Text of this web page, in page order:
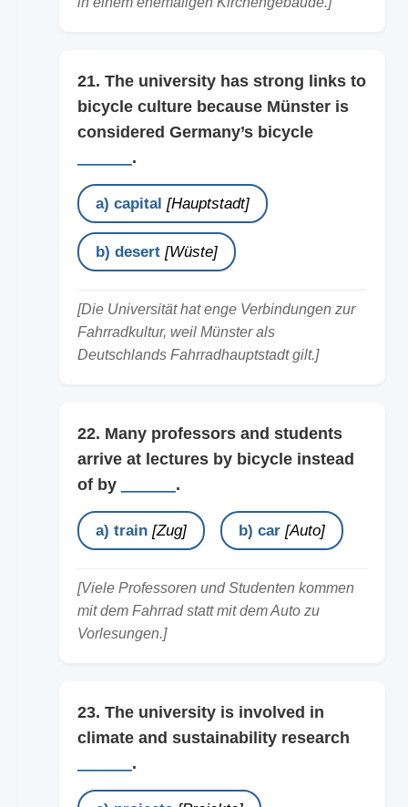
21. The university has strong links to
bicycle culture because Münster is
considered Germany’s bicycle
.
a) capital [Hauptstadt]
b) desert [Wüste]
[Die Universität hat enge Verbindungen zur
Fahrradkultur, weil Münster als
Deutschlands Fahrradhauptstadt gilt.]
22. Many professors and students
arrive at lectures by bicycle instead
of by
.
a) train [Zug] b) car [Auto]
[Viele Professoren und Studenten kommen
mit dem Fahrrad statt mit dem Auto zu
Vorlesungen.]
23. The university is involved in
climate and sustainability research
.